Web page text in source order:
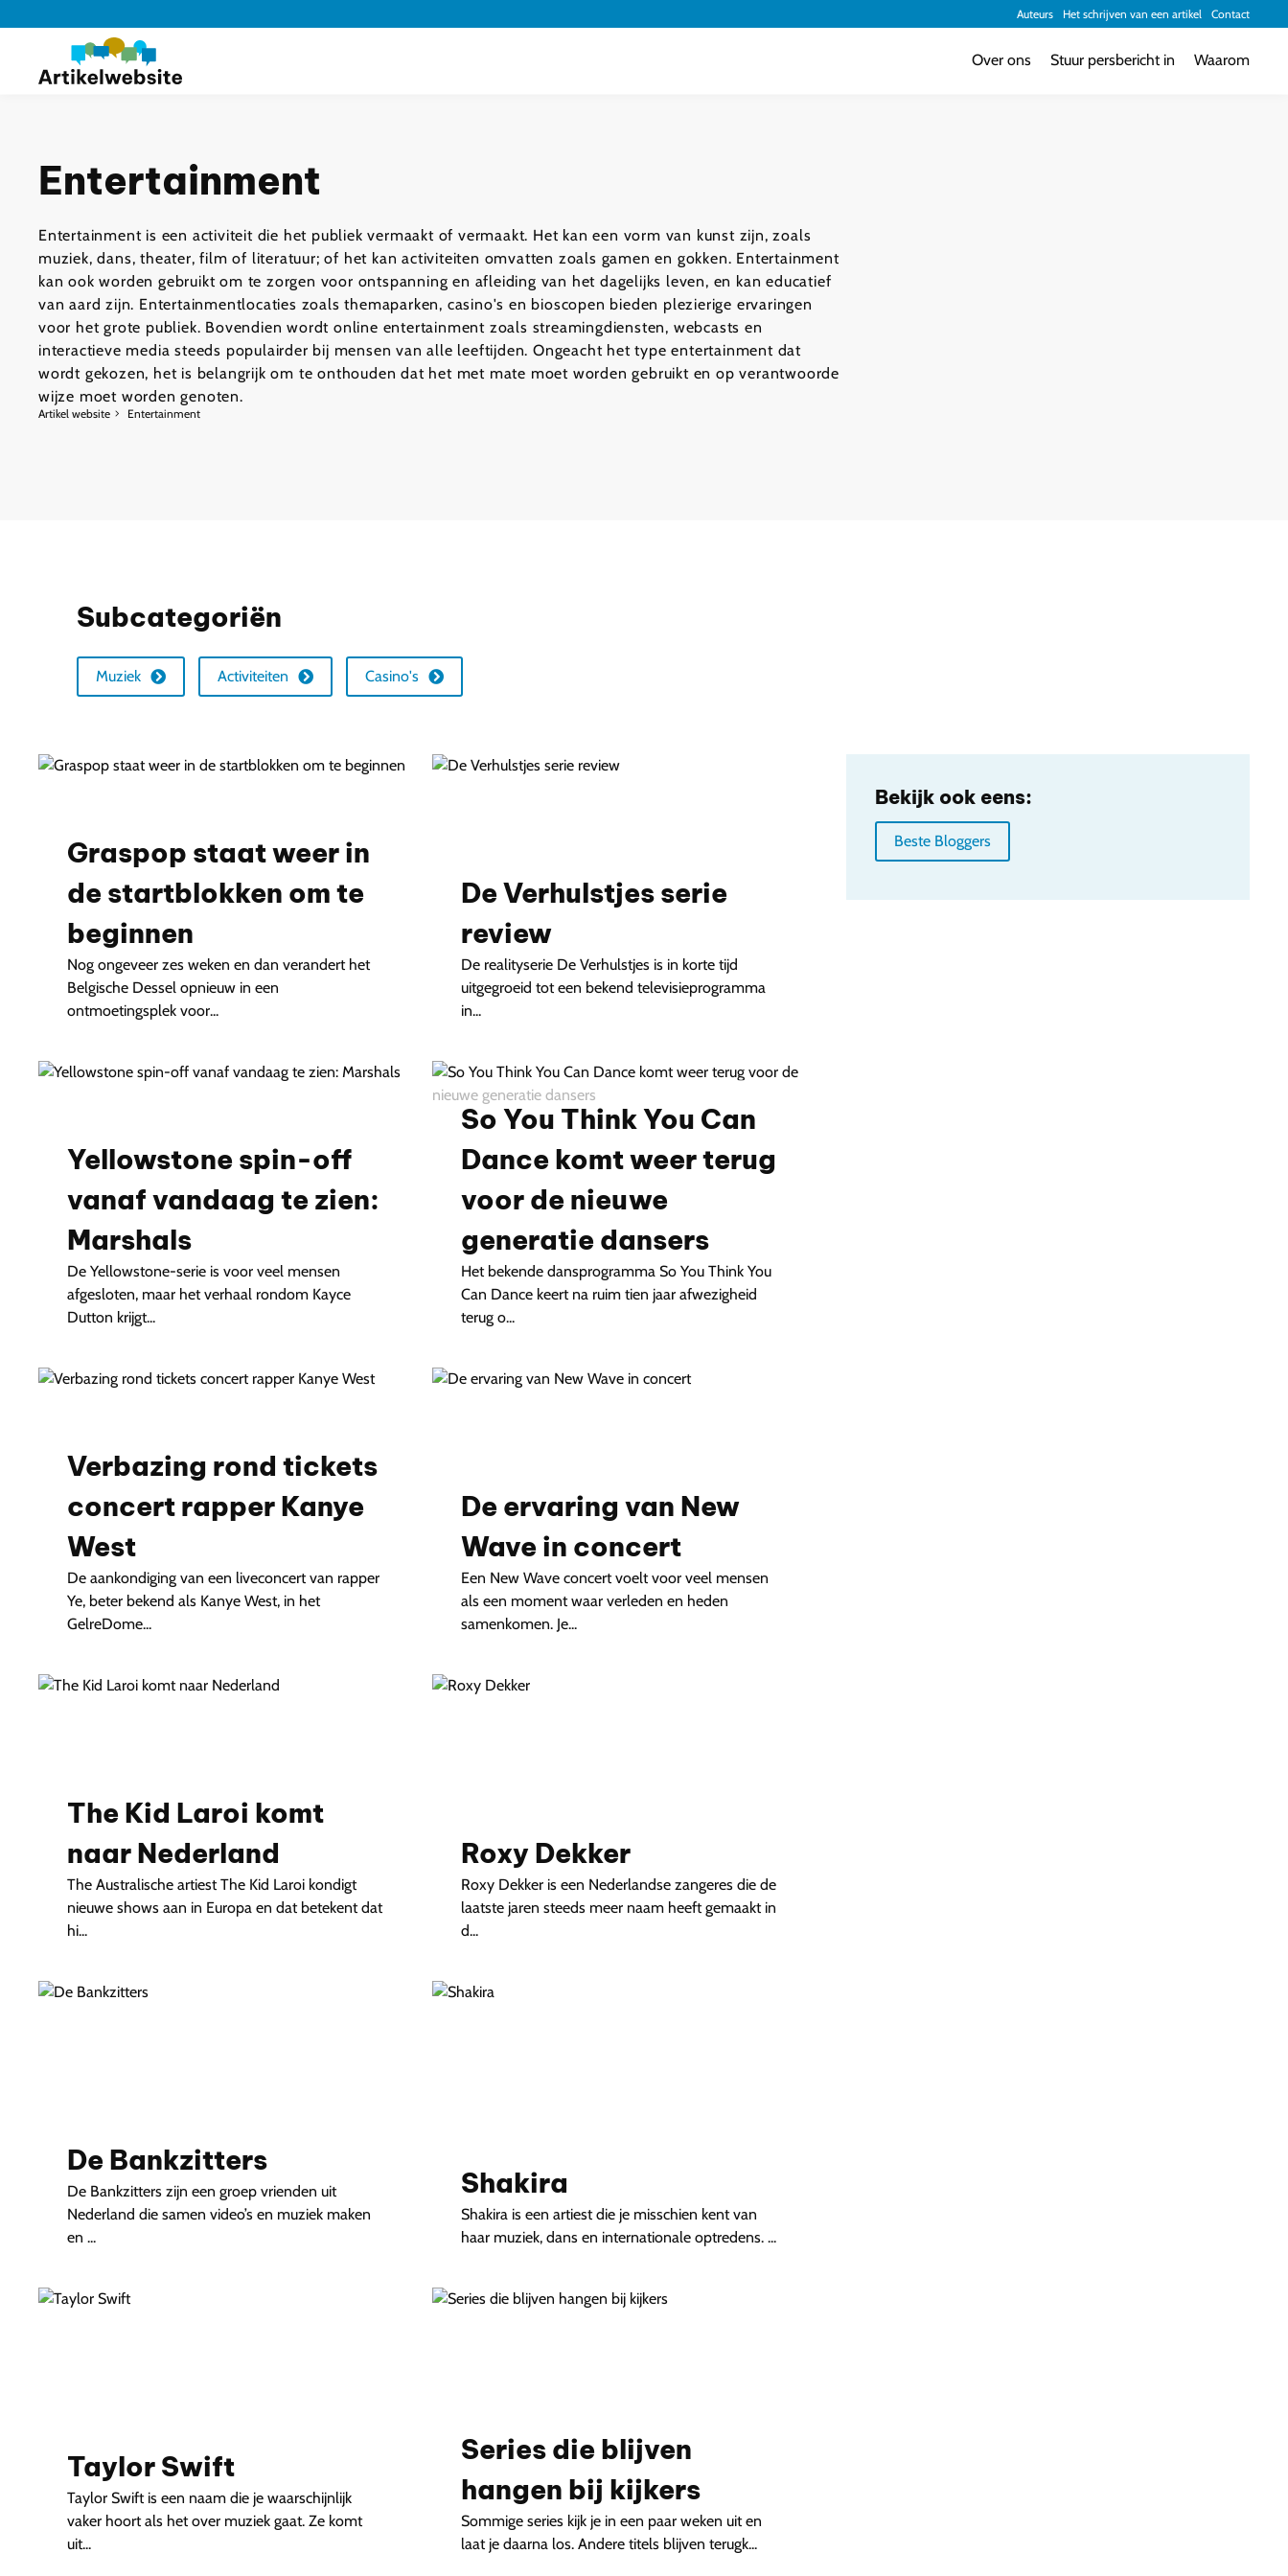
Auteurs Het schrijven van een artikel Contact
Over ons Stuur persbericht in Waarom
Entertainment
Entertainment is een activiteit die het publiek vermaakt of vermaakt. Het kan een vorm van kunst zijn, zoals
muziek, dans, theater, film of literatuur; of het kan activiteiten omvatten zoals gamen en gokken. Entertainment
kan ook worden gebruikt om te zorgen voor ontspanning en afleiding van het dagelijks leven, en kan educatief
van aard zijn. Entertainmentlocaties zoals themaparken, casino's en bioscopen bieden plezierige ervaringen
voor het grote publiek. Bovendien wordt online entertainment zoals streamingdiensten, webcasts en
interactieve media steeds populairder bij mensen van alle leeftijden. Ongeacht het type entertainment dat
wordt gekozen, het is belangrijk om te onthouden dat het met mate moet worden gebruikt en op verantwoorde
wijze moet worden genoten.
Artikel website Entertainment
Subcategoriën
Muziek Activiteiten Casino's
Graspop staat weer in
de startblokken om te
beginnen
Nog ongeveer zes weken en dan verandert het
Belgische Dessel opnieuw in een
ontmoetingsplek voor...
De Verhulstjes serie
review
De realityserie De Verhulstjes is in korte tijd
uitgegroeid tot een bekend televisieprogramma
in...
Yellowstone spin-off
vanaf vandaag te zien:
Marshals
De Yellowstone-serie is voor veel mensen
afgesloten, maar het verhaal rondom Kayce
Dutton krijgt...
So You Think You Can
Dance komt weer terug
voor de nieuwe
generatie dansers
Het bekende dansprogramma So You Think You
Can Dance keert na ruim tien jaar afwezigheid
terug o...
Verbazing rond tickets
concert rapper Kanye
West
De aankondiging van een liveconcert van rapper
Ye, beter bekend als Kanye West, in het
GelreDome...
De ervaring van New
Wave in concert
Een New Wave concert voelt voor veel mensen
als een moment waar verleden en heden
samenkomen. Je...
The Kid Laroi komt
naar Nederland
The Australische artiest The Kid Laroi kondigt
nieuwe shows aan in Europa en dat betekent dat
hi...
Roxy Dekker
Roxy Dekker is een Nederlandse zangeres die de
laatste jaren steeds meer naam heeft gemaakt in
d...
De Bankzitters
De Bankzitters zijn een groep vrienden uit
Nederland die samen video’s en muziek maken
en ...
Shakira
Shakira is een artiest die je misschien kent van
haar muziek, dans en internationale optredens. ...
Taylor Swift
Taylor Swift is een naam die je waarschijnlijk
vaker hoort als het over muziek gaat. Ze komt
uit...
Series die blijven
hangen bij kijkers
Sommige series kijk je in een paar weken uit en
laat je daarna los. Andere titels blijven terugk...
Bekijk ook eens:
Beste Bloggers